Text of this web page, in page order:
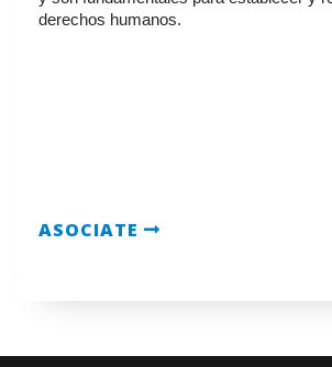
derechos humanos.
ASOCIATE